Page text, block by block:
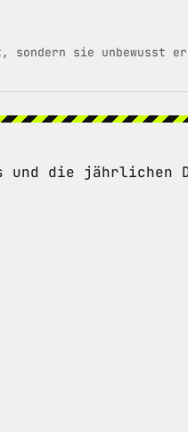
sondern sie unbewusst
und die jährlichen